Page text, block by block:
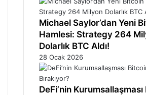
Michael Saylor’dan Yeni
Hamlesi: Strategy 264
Dolarlık BTC Aldı!
28 Ocak 2026
DeFi’nin Kurumsallaşması